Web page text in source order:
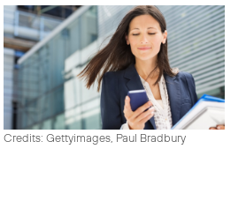
Credits: Gettyimages, Paul Bradbury